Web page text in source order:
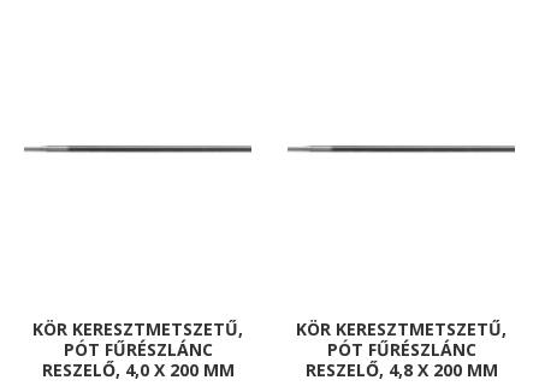
KÖR KERESZTMETSZETŰ,
PÓT FŰRÉSZLÁNC
RESZELŐ, 4,0 X 200 MM
KÖR KERESZTMETSZETŰ,
PÓT FŰRÉSZLÁNC
RESZELŐ, 4,8 X 200 MM